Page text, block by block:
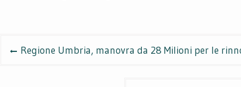
PostRegione Umbria, manovra da 28 Milioni per le